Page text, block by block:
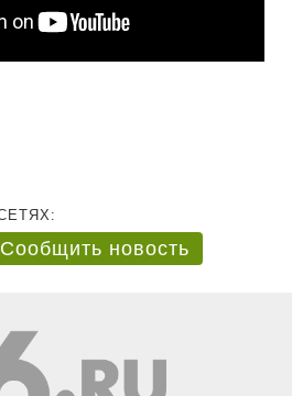
Сообщить новость